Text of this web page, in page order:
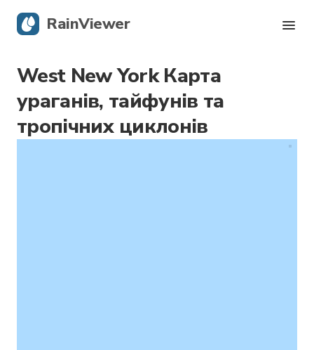
West New York Карта
ураганів, тайфунів та
тропічних циклонів
RainViewer
Карта опадів
Тропічні циклони